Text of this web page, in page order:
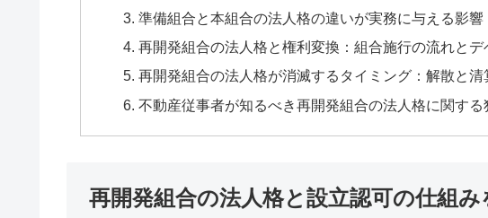
準備組合と本組合の法人格の違いが実務に与える影響
再開発組合の法人格と権利変換：組合施行の流れと
再開発組合の法人格が消滅するタイミング：解散と清
不動産従事者が知るべき再開発組合の法人格に関す
再開発組合の法人格と設立認可の仕組み